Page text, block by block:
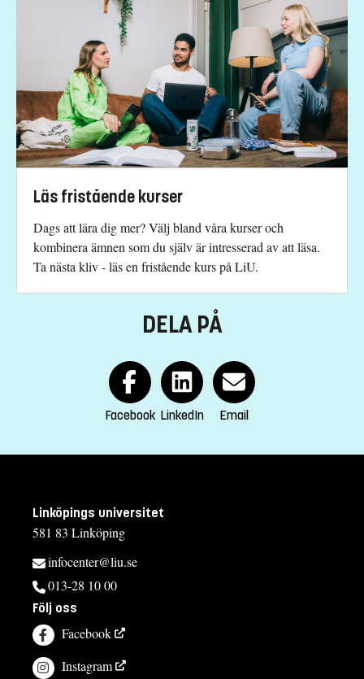
20100 kr - OBS! Gäller bara studenter utanför EU/EES och
Har du frågor om kursen, kontakta oss.
Therese Lundqvist Jones
therese.lundqvist.jones@liu.se
+4613284691
Carl Löfstrand
+4613284775
Läs fristående kurser
Dags att lära dig mer? Välj bland våra kurser och
kombinera ämnen som du själv är intresserad av att läsa.
Ta nästa kliv - läs en fristående kurs på LiU.
DELA PÅ
Facebook LinkedIn Email
Linköpings universitet
581 83 Linköping
infocenter@liu.se
013-28 10 00
Följ oss
Facebook
Instagram